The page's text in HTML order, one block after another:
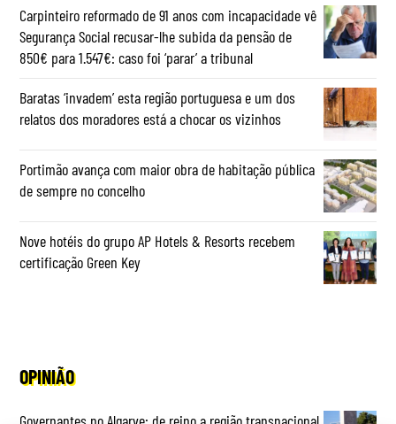
Carpinteiro reformado de 91 anos com incapacidade vê
Segurança Social recusar-lhe subida da pensão de
850€ para 1.547€: caso foi ‘parar’ a tribunal
Baratas ‘invadem’ esta região portuguesa e um dos
relatos dos moradores está a chocar os vizinhos
Portimão avança com maior obra de habitação pública
de sempre no concelho
Nove hotéis do grupo AP Hotels & Resorts recebem
certificação Green Key
OPINIÃO